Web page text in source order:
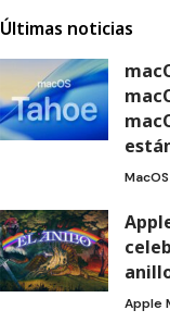
Últimas noticias
MacOS
Apple